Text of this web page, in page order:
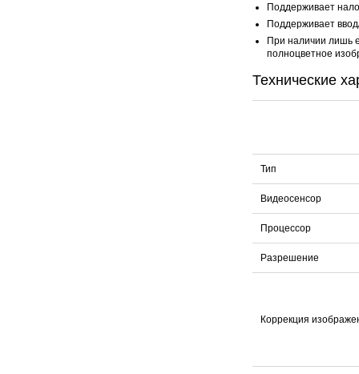
Поддерживает
Поддерживает
При наличии лишь
полноцветное
Технические
Тип
Видеосенсор
Процессор
Разрешение
Коррекция